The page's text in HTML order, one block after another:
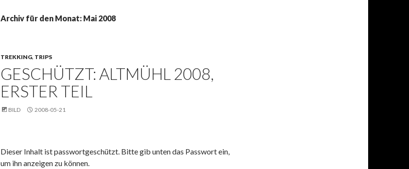
Archiv für den Monat: Mai 2008
TREKKING, TRIPS
GESCHÜTZT: ALTMÜHL 2008,
ERSTER TEIL
BILD 2008-05-21
Dieser Inhalt ist passwortgeschützt. Bitte gib unten das Passwort ein,
um ihn anzeigen zu können.